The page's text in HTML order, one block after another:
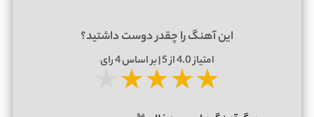
این آهنگ را چقدر دوست داشتید؟
امتیاز4.0از 5 | بر اساس 4رای
★★★★